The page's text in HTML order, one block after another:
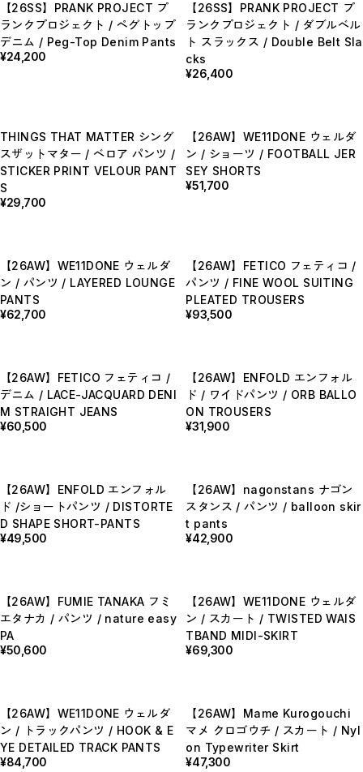
D
E
I
M
W
【LADIES】ITEM LIST
BOTTOMS / パンツ,スカート
HAT,CAP/ハット,キャップ
ACCESORY / ピアス,リング,ネックレス
BELT / ベルト
LINGERIE / ブラ,ショーツ
GOODS / スカーフ,フレグランス , 他...
TOPS / トップス
BOTTOMS / ボトムス
SHOES / スニーカー,ブーツ,サンダル
HAT,CAP / ハット,キャップ
ACCESSORY / リング,ブレスレット
PRE-ORDER / 先行予約
private
【26SS】PRANK PROJECT プ
ランクプロジェクト / ペグトップ
デニム / Peg-Top Denim Pants
¥24,200
【26SS】PRANK PROJECT プ
ランクプロジェクト / ダブルベル
ト スラックス / Double Belt Sla
cks
¥26,400
THINGS THAT MATTER シング
スザットマター / ベロア パンツ /
STICKER PRINT VELOUR PANT
S
¥29,700
【26AW】WE11DONE ウェルダ
ン / ショーツ / FOOTBALL JER
SEY SHORTS
¥51,700
【26AW】WE11DONE ウェルダ
ン / パンツ / LAYERED LOUNGE
PANTS
¥62,700
【26AW】FETICO フェティコ /
パンツ / FINE WOOL SUITING
PLEATED TROUSERS
¥93,500
【26AW】FETICO フェティコ /
デニム / LACE-JACQUARD DENI
M STRAIGHT JEANS
¥60,500
【26AW】ENFOLD エンフォル
ド / ワイドパンツ / ORB BALLO
ON TROUSERS
¥31,900
【26AW】ENFOLD エンフォル
ド /ショートパンツ / DISTORTE
D SHAPE SHORT-PANTS
¥49,500
【26AW】nagonstans ナゴン
スタンス / パンツ / balloon skir
t pants
¥42,900
【26AW】FUMIE TANAKA フミ
エタナカ / パンツ / nature easy
PA
¥50,600
【26AW】WE11DONE ウェルダ
ン / スカート / TWISTED WAIS
TBAND MIDI-SKIRT
¥69,300
【26AW】WE11DONE ウェルダ
ン / トラックパンツ / HOOK & E
YE DETAILED TRACK PANTS
¥84,700
【26AW】Mame Kurogouchi
マメ クロゴウチ / スカート / Nyl
on Typewriter Skirt
¥47,300